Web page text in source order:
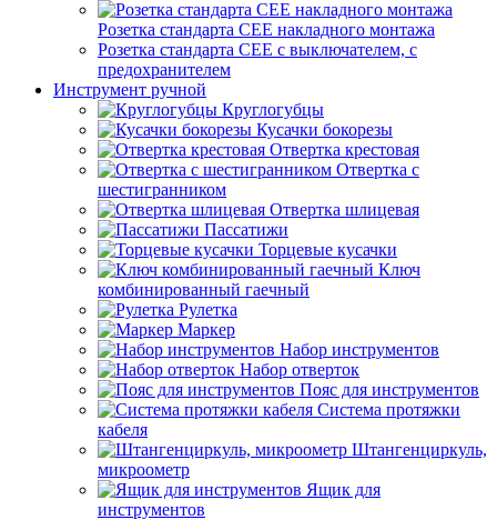
Розетка стандарта СЕЕ накладного монтажа
Розетка стандарта СЕЕ с выключателем, с
предохранителем
Инструмент ручной
Круглогубцы
Кусачки бокорезы
Отвертка крестовая
Отвертка с
шестигранником
Отвертка шлицевая
Пассатижи
Торцевые кусачки
Ключ
комбинированный гаечный
Рулетка
Маркер
Набор инструментов
Набор отверток
Пояс для инструментов
Система протяжки
кабеля
Штангенциркуль,
микроометр
Ящик для
инструментов